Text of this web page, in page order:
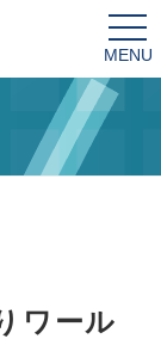
ワール